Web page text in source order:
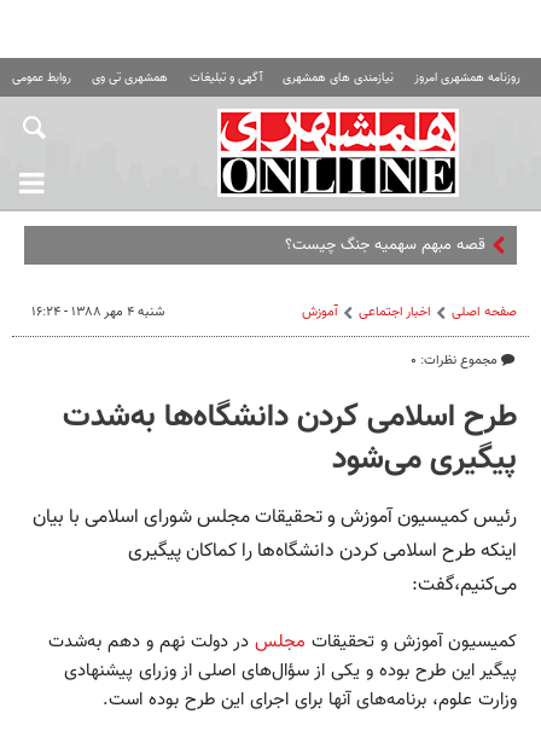
روزنامه همشهری امروز نیازمندی های همشهری آگهی و تبلیغات همشهری تی وی روابط عمومی
قصه مبهم سهمیه جنگ چیست؟
صفحه اصلی اخبار اجتماعی آموزش
مجموع نظرات: ۰
شنبه ۴ مهر ۱۳۸۸ - ۱۶:۲۴
طرح اسلامی کردن دانشگاه‌ها به‌شدت
پیگیری می‌شود
رئیس کمیسیون آموزش و تحقیقات مجلس شورای اسلامی با بیان
اینکه طرح اسلامی کردن دانشگاه‌ها را کماکان پیگیری
می‌کنیم،گفت:
کمیسیون آموزش و تحقیقات مجلس در دولت نهم و دهم به‌شدت
پیگیر این طرح بوده و یکی از سؤال‌های اصلی از وزرای پیشنهادی
وزارت علوم، برنامه‌های آنها برای اجرای این طرح بوده است.